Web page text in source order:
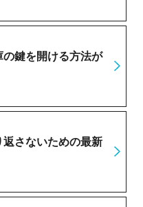
鍵を開ける方法が
さないための最新